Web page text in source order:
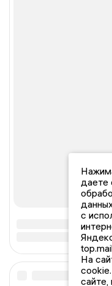
даете
с
На
сайте,